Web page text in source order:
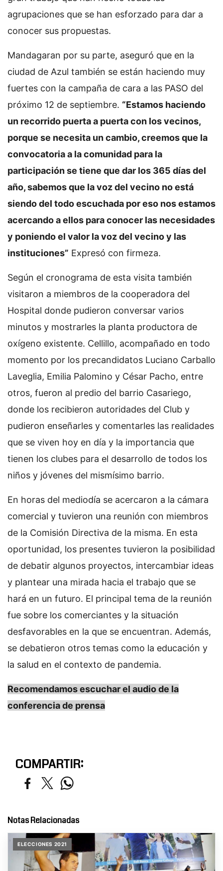
agrupaciones que se han esforzado para dar a
conocer sus propuestas.
Mandagaran por su parte, aseguró que en la
ciudad de Azul también se están haciendo muy
fuertes con la campaña de cara a las PASO del
próximo 12 de septiembre. “Estamos haciendo
un recorrido puerta a puerta con los vecinos,
porque se necesita un cambio, creemos que la
convocatoria a la comunidad para la
participación se tiene que dar los 365 días del
año, sabemos que la voz del vecino no está
siendo del todo escuchada por eso nos estamos
acercando a ellos para conocer las necesidades
y poniendo el valor la voz del vecino y las
instituciones” Expresó con firmeza.
Según el cronograma de esta visita también
visitaron a miembros de la cooperadora del
Hospital donde pudieron conversar varios
minutos y mostrarles la planta productora de
oxígeno existente. Cellillo, acompañado en todo
momento por los precandidatos Luciano Carballo
Laveglia, Emilia Palomino y César Pacho, entre
otros, fueron al predio del barrio Casariego,
donde los recibieron autoridades del Club y
pudieron enseñarles y comentarles las realidades
que se viven hoy en día y la importancia que
tienen los clubes para el desarrollo de todos los
niños y jóvenes del mismísimo barrio.
En horas del mediodía se acercaron a la cámara
comercial y tuvieron una reunión con miembros
de la Comisión Directiva de la misma. En esta
oportunidad, los presentes tuvieron la posibilidad
de debatir algunos proyectos, intercambiar ideas
y plantear una mirada hacia el trabajo que se
hará en un futuro. El principal tema de la reunión
fue sobre los comerciantes y la situación
desfavorables en la que se encuentran. Además,
se debatieron otros temas como la educación y
la salud en el contexto de pandemia.
Recomendamos escuchar el audio de la
conferencia de prensa
COMPARTIR:
Notas Relacionadas
ELECCIONES 2021